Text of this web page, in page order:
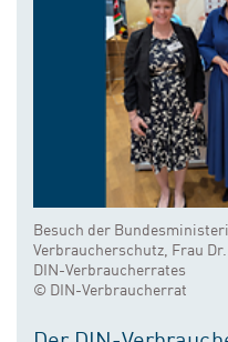
Besuch der
Verbraucherschutz, Frau
DIN-Verbraucherrates
© DIN-Verbraucherrat